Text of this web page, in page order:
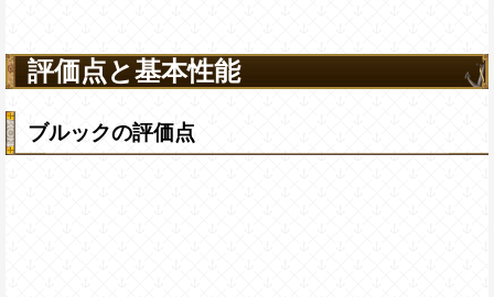
評価点と基本性能
ブルックの評価点